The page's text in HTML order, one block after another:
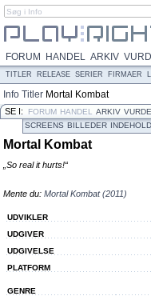
FORUM HANDEL ARKIV
TITLER RELEASE SERIER FIRMAER
Info Titler Mortal Kombat
SE I: FORUM HANDEL ARKIV
SCREENS BILLEDER
Mortal Kombat
„So real it hurts!“
Mente du: Mortal Kombat (2011)
UDVIKLER
UDGIVER
UDGIVELSE
PLATFORM
GENRE